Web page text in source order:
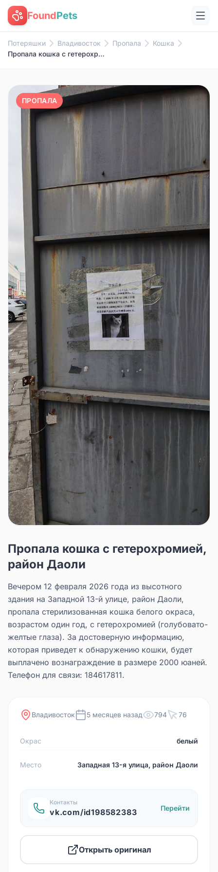
FoundPets
Потеряшки Владивосток Пропала
Кошка
Пропала кошка с гетерохромией, район Даоли
ПРОПАЛА
Пропала кошка с гетерохромией,
район Даоли
Вечером 12 февраля 2026 года из высотного
здания на Западной 13-й улице, район Даоли,
пропала стерилизованная кошка белого окраса,
возрастом один год, с гетерохромией (голубовато-
желтые глаза). За достоверную информацию,
которая приведет к обнаружению кошки, будет
выплачено вознаграждение в размере 2000 юаней.
Телефон для связи: 184617811.
Владивосток 5 месяцев назад 794 76
Окрас белый
Место Западная 13-я улица, район Даоли
Контакты
vk.com/id198582383 Перейти
Открыть оригинал